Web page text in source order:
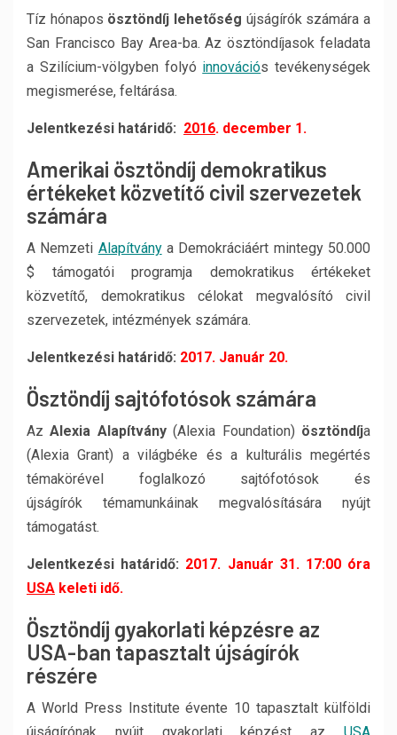
Tíz hónapos ösztöndíj lehetőség újságírók számára a
San Francisco Bay Area-ba. Az ösztöndíjasok feladata
a Szilícium-völgyben folyó innovációs tevékenységek
megismerése, feltárása.
Jelentkezési határidő: 2016. december 1.
Amerikai ösztöndíj demokratikus
értékeket közvetítő civil szervezetek
számára
A Nemzeti Alapítványa Demokráciáért mintegy 50.000
$ támogatói programja demokratikus értékeket
közvetítő, demokratikus célokat megvalósító civil
szervezetek, intézmények számára.
Jelentkezési határidő: 2017. Január 20.
Ösztöndíj sajtófotósok számára
AzAlexia Alapítvány(Alexia Foundation) ösztöndíja
(Alexia Grant) a világbéke és a kulturális megértés
témakörével foglalkozó sajtófotósok és
újságírók témamunkáinak megvalósítására nyújt
támogatást.
Jelentkezési határidő: 2017. Január 31. 17:00 óra
USA keleti idő.
Ösztöndíj gyakorlati képzésre az
USA-ban tapasztalt újságírók
részére
A World Press Institute évente 10 tapasztalt külföldi